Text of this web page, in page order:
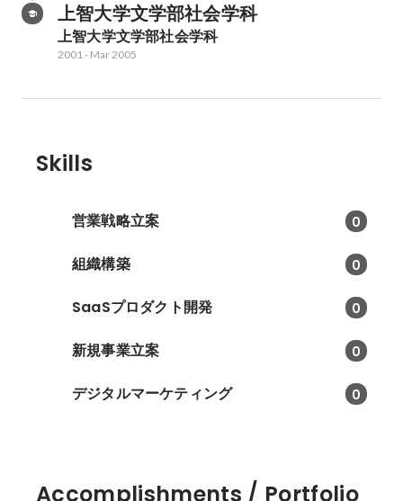
上智大学文学部社会学科
上智大学文学部社会学科
2001- Mar 2005
Skills
営業戦略立案 0
組織構築 0
SaaSプロダクト開発 0
新規事業立案 0
デジタルマーケティング 0
Accomplishments / Portfolio